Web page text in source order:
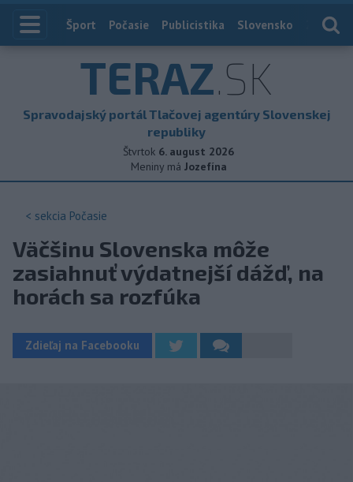
Index
Šport Počasie Publicistika Slovensko
TERAZ.SK
Spravodajský portál Tlačovej agentúry Slovenskej
republiky
Štvrtok 6. august 2026
Meniny má Jozefína
< sekcia Počasie
Väčšinu Slovenska môže
zasiahnuť výdatnejší dážď, na
horách sa rozfúka
Zdieľaj na Facebooku